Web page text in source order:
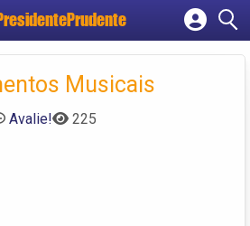
Cadastrar empresa
Criar contaMusicais
Avalie! 225